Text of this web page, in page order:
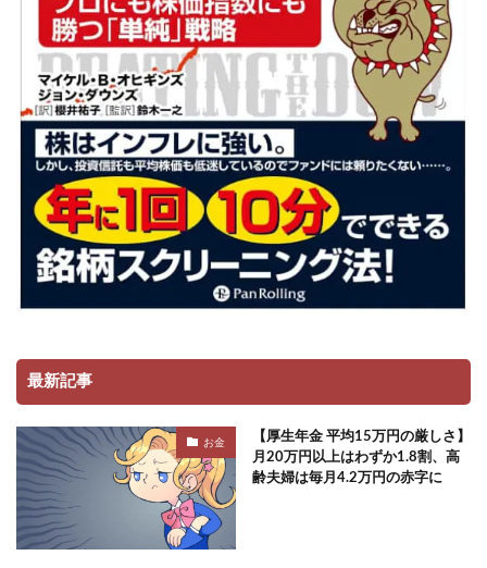
最新記事
お金
【厚生年金 平均15万円の厳しさ】
月20万円以上はわずか1.8割、高
齢夫婦は毎月4.2万円の赤字に